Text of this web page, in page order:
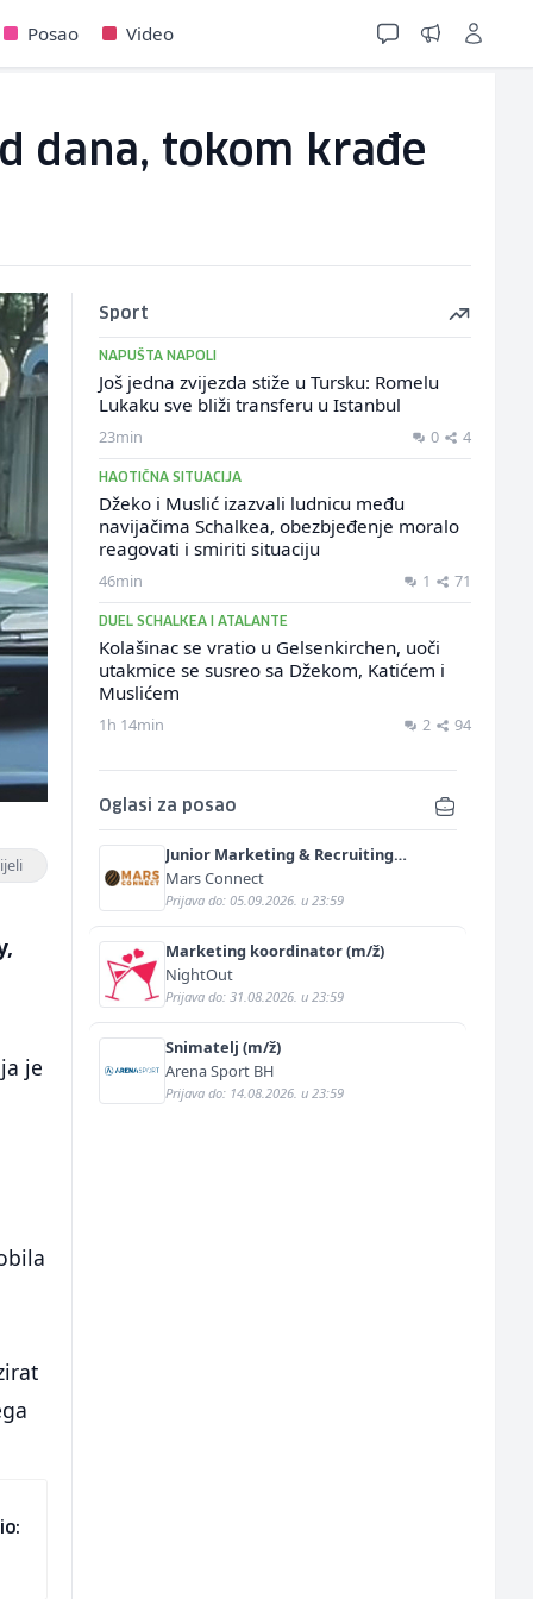
Posao Video
dana, tokom krađe
je
Sport
NAPUŠTA NAPOLI
Još jedna zvijezda stiže u Tursku: Romelu
Lukaku sve bliži transferu u Istanbul
23min 0 4
HAOTIČNA SITUACIJA
Džeko i Muslić izazvali ludnicu među
navijačima Schalkea, obezbjeđenje moralo
reagovati i smiriti situaciju
46min 1 71
DUEL SCHALKEA I ATALANTE
Kolašinac se vratio u Gelsenkirchen, uoči
utakmice se susreo sa Džekom, Katićem i
Muslićem
1h 14min 2 94
Oglasi za posao
Junior Marketing & Recruiting
Specialist (m/ž)
Mars Connect
Prijava do: 05.09.2026. u 23:59
Marketing koordinator (m/ž)
NightOut
Prijava do: 31.08.2026. u 23:59
Snimatelj (m/ž)
Arena Sport BH
Prijava do: 14.08.2026. u 23:59